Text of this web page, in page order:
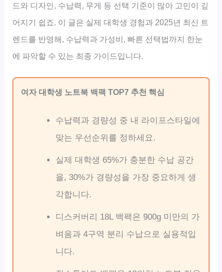
드와 디자인, 수납력, 무게 등 선택 기준이 많아 고민이 깊
어지기 쉽죠. 이 글은 실제 대학생 경험과 2025년 최신 트
렌드를 반영해, 수납력과 가성비, 빠른 선택법까지 한눈
에 파악할 수 있는 최종 가이드입니다.
여자 대학생 노트북 백팩 TOP7 추천 핵심
수납력과 경량성 중 내 라이프스타일에
맞는 우선순위를 정하세요.
실제 대학생 65%가 충분한 수납 공간
을, 30%가 경량성을 가장 중요하게 생
각합니다.
디스커버리 18L 백팩은 900g 미만의 가
벼움과 4구역 분리 수납으로 실용적입
니다.